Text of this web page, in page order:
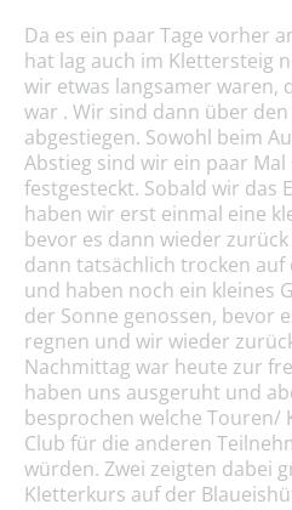
Da es ein paar Tage vorher
hat lag auch im Klettersteig
wir etwas langsamer waren,
war . Wir sind dann über
abgestiegen. Sowohl beim
Abstieg sind wir ein paar
festgesteckt. Sobald wir das
haben wir erst einmal eine
bevor es dann wieder
dann tatsächlich trocken
und haben noch ein kleines
der Sonne genossen, bevor
regnen und wir wieder
Nachmittag war heute zur
haben uns ausgeruht und
besprochen welche Touren/
Club für die anderen
würden. Zwei zeigten dabei
Kletterkurs auf der